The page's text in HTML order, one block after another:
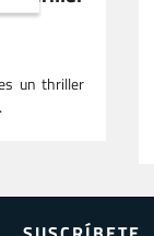
un thriller